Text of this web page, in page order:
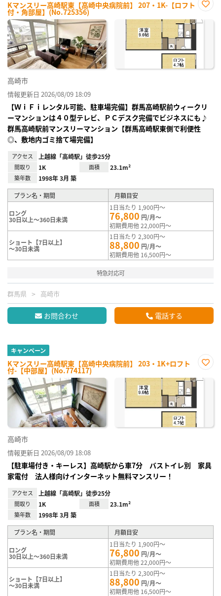
Kマンスリー高崎駅東【高崎中央病院前】 207・1K-【ロフト
付・角部屋】(No.725356)
に入
高崎市
情報更新日 2026/08/09 18:09
【ＷｉＦｉレンタル可能、駐車場完備】群馬高崎駅前ウィークリ
ーマンションは４０型テレビ、ＰＣデスク完備でビジネスにも♪
群馬高崎駅前マンスリーマンション【群馬高崎駅東側で利便性
◎、敷地内ゴミ捨て場完備】
アクセス 上越線「高崎駅」徒歩25分
間取り 1K 面積 23.1m²
築年数 1998年 3月 築
プラン名・期間 月額目安
ロング
30日以上～360日未満
1日当たり 1,900円～
76,800 円/月～
初期費用他 22,000円～
ショート【7日以上】
～30日未満
1日当たり 2,300円～
88,800 円/月～
初期費用他 16,500円～
特急対応可
群馬県 高崎市
お問合わせ 電話する
キャンペーン
Kマンスリー高崎駅東【高崎中央病院前】 203・1K+ロフト
付-【中部屋】(No.774117)
に入
高崎市
情報更新日 2026/08/09 18:08
【駐車場付き・キーレス】高崎駅から車7分 バストイレ別 家具
家電付 法人様向けインターネット無料マンスリー！
アクセス 上越線「高崎駅」徒歩25分
間取り 1K 面積 23.1m²
築年数 1998年 3月 築
プラン名・期間 月額目安
ロング
30日以上～360日未満
1日当たり 1,900円～
76,800 円/月～
初期費用他 22,000円～
ショート【7日以上】
～30日未満
1日当たり 2,300円～
88,800 円/月～
初期費用他 16,500円～